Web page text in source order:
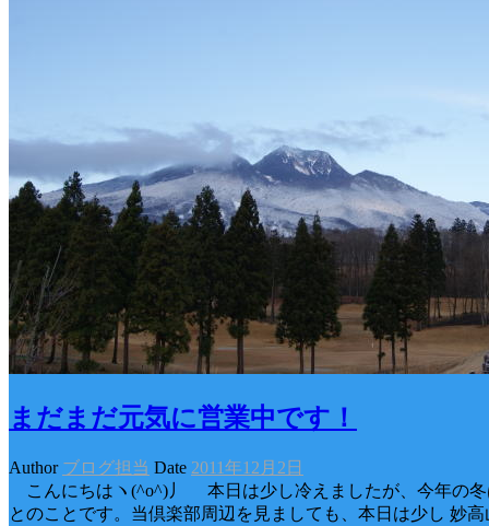
まだまだ元気に営業中です！
Author ブログ担当 Date 2011年12月2日
こんにちはヽ(^o^)丿 本日は少し冷えましたが、今年の冬
とのことです。当倶楽部周辺を見ましても、本日は少し 妙